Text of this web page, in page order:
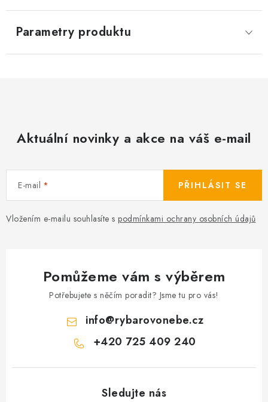
Parametry produktu
Aktuální novinky a akce na váš e-mail
E-mail
Vložením e-mailu souhlasíte s podmínkami ochrany osobních údajů
PŘIHLÁSIT SE
Pomůžeme vám s výběrem
Potřebujete s něčím poradit? Jsme tu pro vás!
info@rybarovonebe.cz
+420 725 409 240